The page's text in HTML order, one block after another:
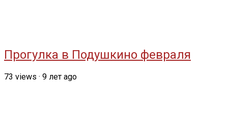
Прогулка в Подушкино февраля
73 views · 9 лет ago